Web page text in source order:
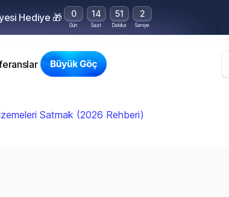
Hediye 🎁 0
Gün
14
Saat
51
Dakika
1
Saniye
Satmak (2026 Rehberi)